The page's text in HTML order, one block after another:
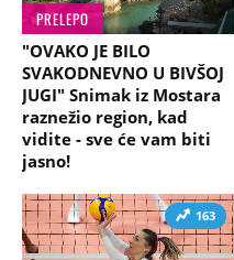
PRELEPO
"OVAKO JE BILO
SVAKODNEVNO U BIVŠOJ
JUGI" Snimak iz Mostara
raznežio region, kad
vidite - sve će vam biti
jasno!
163